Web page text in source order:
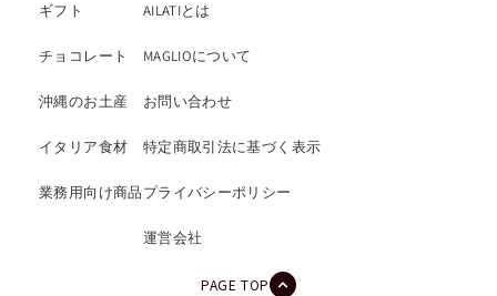
ギフト
チョコレート
沖縄のお土産
イタリア食材
業務用向け商品
AILATIとは
MAGLIOについて
お問い合わせ
特定商取引法に基づく表示
プライバシーポリシー
運営会社
PAGE TOP